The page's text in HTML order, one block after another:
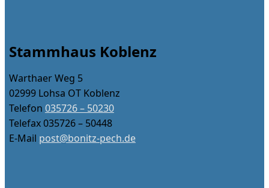
Stammhaus Koblenz
Warthaer Weg 5
02999 Lohsa OT Koblenz
Telefon 035726 – 50230
Telefax 035726 – 50448
E-Mail post@bonitz-pech.de